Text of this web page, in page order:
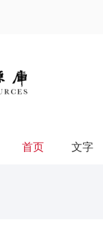
首页 文字